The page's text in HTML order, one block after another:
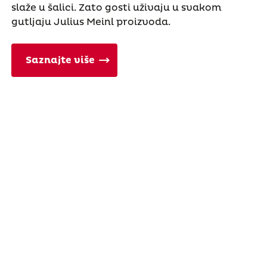
slaže u šalici. Zato gosti uživaju u svakom
gutljaju Julius Meinl proizvoda.
Saznajte više